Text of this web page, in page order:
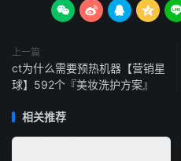
    
上一篇
ct为什么需要预热机器【营销星
球】592个『美妆洗护方案』
相关推荐